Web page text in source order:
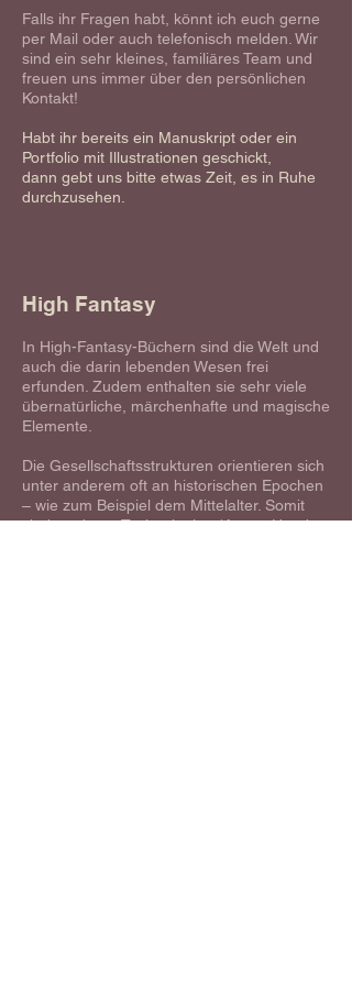
Falls ihr Fragen habt, könnt ich euch gerne
per Mail oder auch telefonisch melden. Wir
sind ein sehr kleines, familiäres Team und
freuen uns immer über den persönlichen
Kontakt!
Habt ihr bereits ein Manuskript oder ein
Portfolio mit Illustrationen geschickt,
dann gebt uns bitte etwas Zeit, es in Ruhe
durchzusehen.
High Fantasy
In High-Fantasy-Büchern sind die Welt und
auch die darin lebenden Wesen frei
erfunden. Zudem enthalten sie sehr viele
übernatürliche, märchenhafte und magische
Elemente.
Die Gesellschaftsstrukturen orientieren sich
unter anderem oft an historischen Epochen
– wie zum Beispiel dem Mittelalter. Somit
sind moderne Technologien (Autos, Handys,